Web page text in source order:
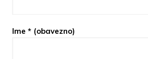
Ime * (obavezno)